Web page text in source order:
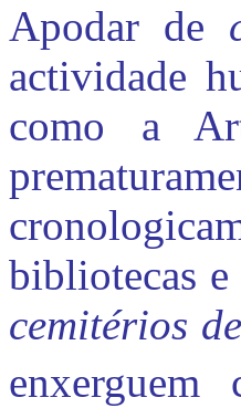
Apodar de
actividade
como a
bibliotecas e
cemitérios